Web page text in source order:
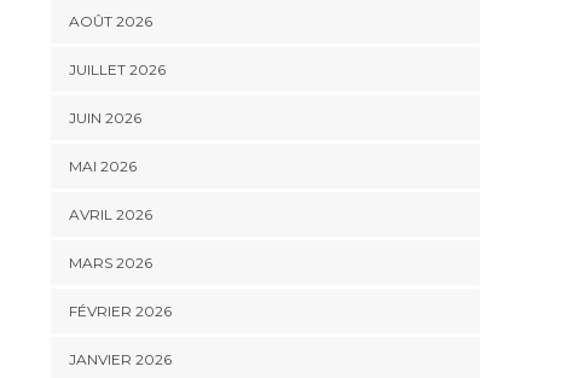
AOÛT 2026
JUILLET 2026
JUIN 2026
MAI 2026
AVRIL 2026
MARS 2026
FÉVRIER 2026
JANVIER 2026